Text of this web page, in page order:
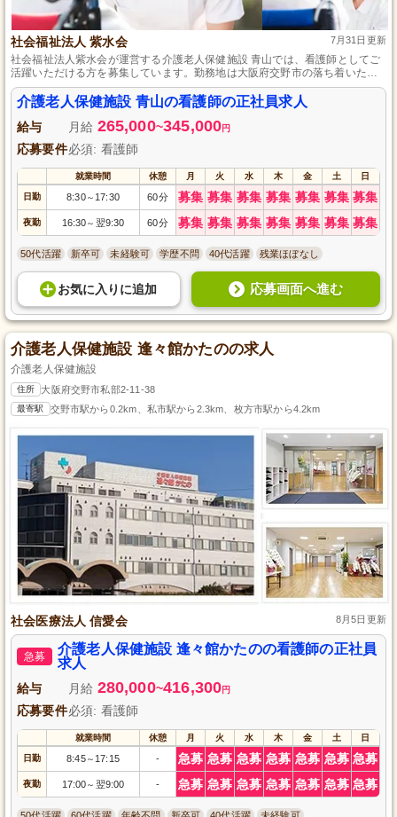
社会福祉法人 紫水会 7月31日更新
社会福祉法人紫水会が運営する介護老人保健施設 青山では、看護師としてご
活躍いただける方を募集しています。勤務地は大阪府交野市の落ち着いた環
境です。正社員として、安定した雇用形態で働くことができます。専門資格
や経験は不問ですので、看護の仕事に興味のある方はお気軽にご応募くださ
い。心温まる介護を提供し、一緒に地域社会に貢献しましょう。
介護老人保健施設 青山の看護師の正社員求人
給与 月給 265,000~345,000円
応募要件必須: 看護師
就業時間 休憩 月 火 水 木 金 土 日
日勤 8:30～ 17:30 60分 募集 募集 募集 募集 募集 募集 募集
夜勤 16:30～ 翌9:30 60分 募集 募集 募集 募集 募集 募集 募集
50代活躍 新卒可 未経験可 学歴不問 40代活躍 残業ほぼなし
お気に入り に追加 応募画面へ進む
介護老人保健施設 逢々館かたのの求人
介護老人保健施設
住所 大阪府交野市私部2-11-38
最寄駅 交野市駅から0.2km、私市駅から2.3km、枚方市駅から4.2km
社会医療法人 信愛会 8月5日更新
急募
介護老人保健施設 逢々館かたのの看護師の正社員
求人
給与 月給 280,000~416,300円
応募要件必須: 看護師
就業時間 休憩 月 火 水 木 金 土 日
日勤 8:45～ 17:15 - 急募 急募 急募 急募 急募 急募 急募
夜勤 17:00～ 翌9:00 - 急募 急募 急募 急募 急募 急募 急募